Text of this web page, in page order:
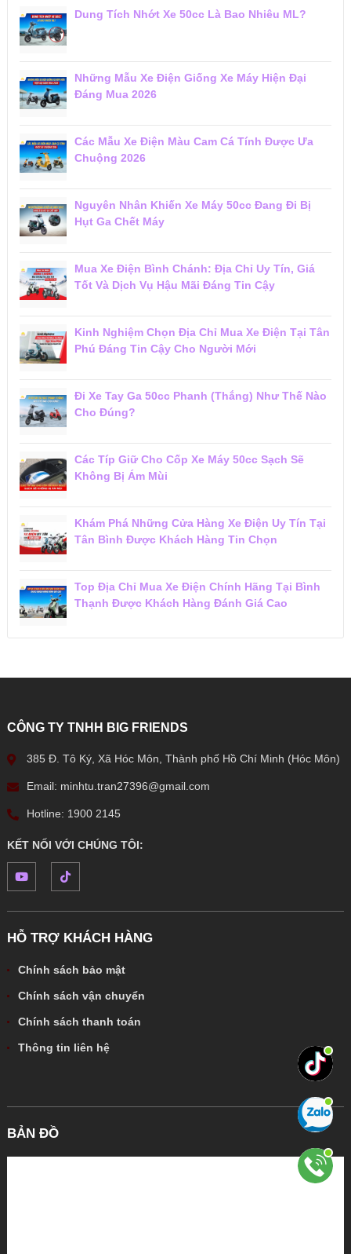
Dung Tích Nhớt Xe 50cc Là Bao Nhiêu ML?
Những Mẫu Xe Điện Giống Xe Máy Hiện Đại
Đáng Mua 2026
Các Mẫu Xe Điện Màu Cam Cá Tính Được Ưa
Chuộng 2026
Nguyên Nhân Khiến Xe Máy 50cc Đang Đi Bị
Hụt Ga Chết Máy
Mua Xe Điện Bình Chánh: Địa Chỉ Uy Tín, Giá
Tốt Và Dịch Vụ Hậu Mãi Đáng Tin Cậy
Kinh Nghiệm Chọn Địa Chỉ Mua Xe Điện Tại Tân
Phú Đáng Tin Cậy Cho Người Mới
Đi Xe Tay Ga 50cc Phanh (Thắng) Như Thế Nào
Cho Đúng?
Các Típ Giữ Cho Cốp Xe Máy 50cc Sạch Sẽ
Không Bị Ám Mùi
Khám Phá Những Cửa Hàng Xe Điện Uy Tín Tại
Tân Bình Được Khách Hàng Tin Chọn
Top Địa Chỉ Mua Xe Điện Chính Hãng Tại Bình
Thạnh Được Khách Hàng Đánh Giá Cao
CÔNG TY TNHH BIG FRIENDS
385 Đ. Tô Ký, Xã Hóc Môn, Thành phố Hồ Chí Minh (Hóc Môn)
Email: minhtu.tran27396@gmail.com
Hotline: 1900 2145
KẾT NỐI VỚI CHÚNG TÔI:
HỖ TRỢ KHÁCH HÀNG
Chính sách bảo mật
Chính sách vận chuyển
Chính sách thanh toán
Thông tin liên hệ
BẢN ĐỒ